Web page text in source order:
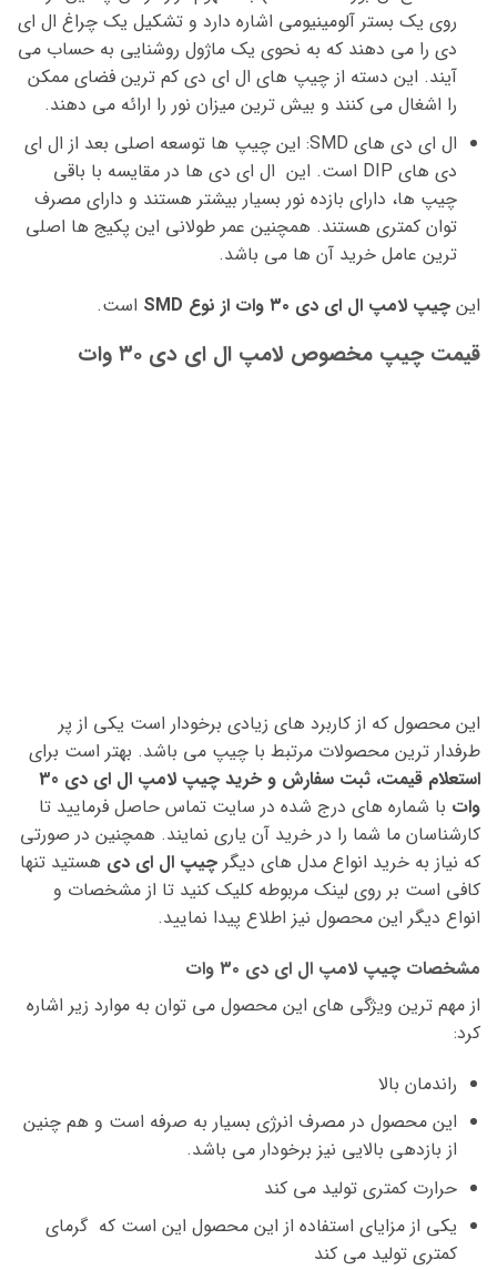
روی یک بستر آلومینیومی اشاره دارد و تشکیل یک چراغ ال ای
دی را می دهند که به نحوی یک ماژول روشنایی به حساب می
آیند. این دسته از چیپ های ال ای دی کم ترین فضای ممکن
را اشغال می کنند و بیش ترین میزان نور را ارائه می دهند.
ال ای دی های SMD: این چیپ ها توسعه اصلی بعد از ال ای
دی های DIP است. این ال ای دی ها در مقایسه با باقی
چیپ ها، دارای بازده نور بسیار بیشتر هستند و دارای مصرف
توان کمتری هستند. همچنین عمر طولانی این پکیج ها اصلی
ترین عامل خرید آن ها می باشد.
این چیپ لامپ ال ای دی ۳۰ وات از نوع SMD است.
قیمت چیپ مخصوص لامپ ال ای دی ۳۰ وات
این محصول که از کاربرد های زیادی برخودار است یکی از پر
طرفدار ترین محصولات مرتبط با چیپ می باشد. بهتر است برای
استعلام قیمت، ثبت سفارش و خرید چیپ لامپ ال ای دی 30
وات با شماره های درج شده در سایت تماس حاصل فرمایید تا
کارشناسان ما شما را در خرید آن یاری نمایند. همچنین در صورتی
که نیاز به خرید انواع مدل های دیگر چیپ ال ای دی هستید تنها
کافی است بر روی لینک مربوطه کلیک کنید تا از مشخصات و
انواع دیگر این محصول نیز اطلاع پیدا نمایید.
مشخصات چیپ لامپ ال ای دی ۳۰ وات
از مهم ترین ویژگی های این محصول می توان به موارد زیر اشاره
کرد:
راندمان بالا
این محصول در مصرف انرژی بسیار به صرفه است و هم چنین
از بازدهی بالایی نیز برخودار می باشد.
حرارت کمتری تولید می کند
یکی از مزایای استفاده از این محصول این است که گرمای
کمتری تولید می کند